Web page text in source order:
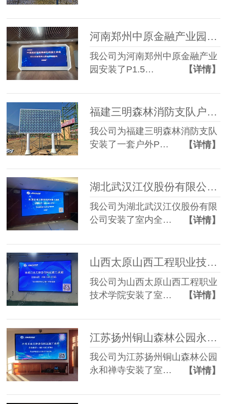
河南郑州中原金融产业园P1.5 LED显示屏+75寸触摸一体机
我公司为河南郑州中原金融产业
园安装了P1.5…
【详情】
福建三明森林消防支队户外P4 LED显示屏
我公司为福建三明森林消防支队
安装了一套户外P…
【详情】
湖北武汉江仪股份有限公司全彩P1.53 LED显示屏
我公司为湖北武汉江仪股份有限
公司安装了室内全…
【详情】
山西太原山西工程职业技术学院P2.5 LED显示屏
我公司为山西太原山西工程职业
技术学院安装了室…
【详情】
江苏扬州铜山森林公园永和禅寺P2 LED显示屏
我公司为江苏扬州铜山森林公园
永和禅寺安装了室…
【详情】